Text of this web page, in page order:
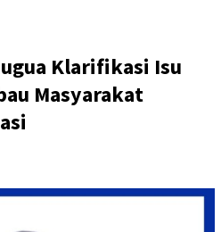
Klarifikasi Isu
Masyarakat